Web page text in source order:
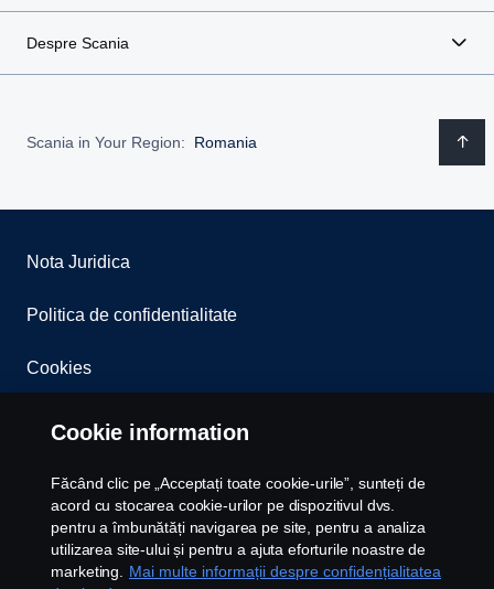
Despre Scania
Scania in Your Region: Romania
Nota Juridica
Politica de confidentialitate
Cookies
Whistleblowing
Contact
Newsletter
Setari Cookie
Cookie information
Făcând clic pe „Acceptați toate cookie-urile”, sunteți de
acord cu stocarea cookie-urilor pe dispozitivul dvs.
pentru a îmbunătăți navigarea pe site, pentru a analiza
utilizarea site-ului și pentru a ajuta eforturile noastre de
marketing.
Mai multe informații despre confidențialitatea